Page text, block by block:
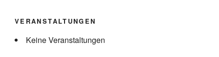
VERANSTALTUNGEN
Keine Veranstaltungen